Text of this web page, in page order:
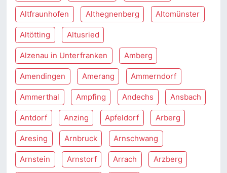
Altfraunhofen Althegnenberg Altomünster
Altötting Altusried
Alzenau in Unterfranken Amberg
Amendingen Amerang Ammerndorf
Ammerthal Ampfing Andechs Ansbach
Antdorf Anzing Apfeldorf Arberg
Aresing Arnbruck Arnschwang
Arnstein Arnstorf Arrach Arzberg